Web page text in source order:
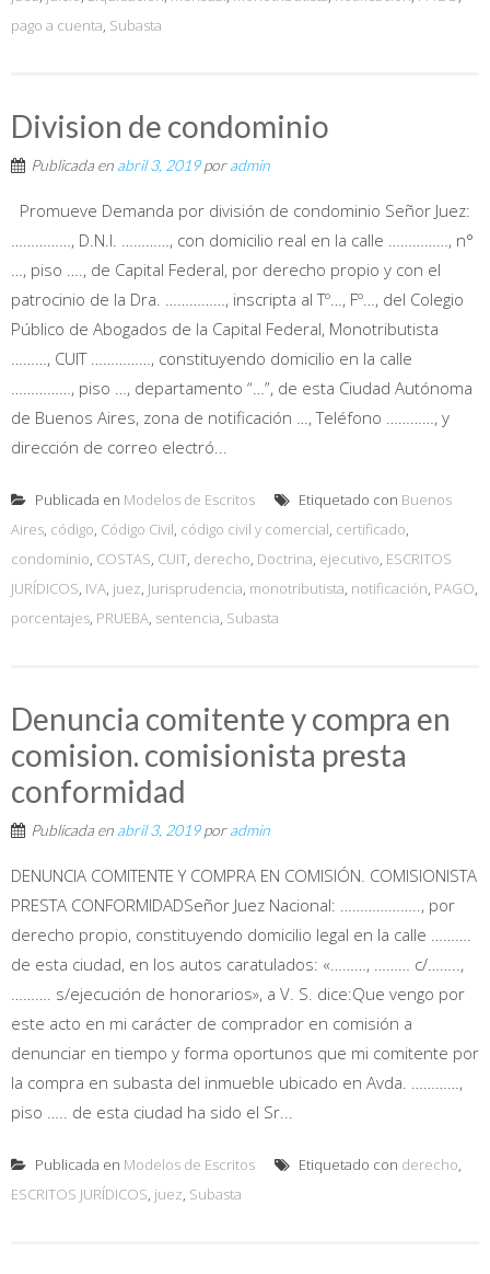
pago a cuenta, Subasta
Division de condominio
Publicada en abril 3, 2019poradmin
Promueve Demanda por división de condominio Señor Juez:
……………, D.N.I. …………, con domicilio real en la calle ……………, n°
…, piso …., de Capital Federal, por derecho propio y con el
patrocinio de la Dra. ……………, inscripta al Tº…, Fº…, del Colegio
Público de Abogados de la Capital Federal, Monotributista
………, CUIT ……………, constituyendo domicilio en la calle
……………, piso …, departamento “…”, de esta Ciudad Autónoma
de Buenos Aires, zona de notificación …, Teléfono …………, y
dirección de correo electró...
Publicada en Modelos de Escritos Etiquetado con Buenos
Aires, código, Código Civil, código civil y comercial, certificado,
condominio, COSTAS, CUIT, derecho, Doctrina, ejecutivo, ESCRITOS
JURÍDICOS, IVA, juez, Jurisprudencia, monotributista, notificación, PAGO,
porcentajes, PRUEBA, sentencia, Subasta
Denuncia comitente y compra en
comision. comisionista presta
conformidad
Publicada en abril 3, 2019poradmin
DENUNCIA COMITENTE Y COMPRA EN COMISIÓN. COMISIONISTA
PRESTA CONFORMIDADSeñor Juez Nacional: ……………….., por
derecho propio, constituyendo domicilio legal en la calle ……….
de esta ciudad, en los autos caratulados: «………, ……… c/……..,
………. s/ejecución de honorarios», a V. S. dice:Que vengo por
este acto en mi carácter de comprador en comisión a
denunciar en tiempo y forma oportunos que mi comitente por
la compra en subasta del inmueble ubicado en Avda. …………,
piso ….. de esta ciudad ha sido el Sr...
Publicada en Modelos de Escritos Etiquetado con derecho,
ESCRITOS JURÍDICOS, juez, Subasta